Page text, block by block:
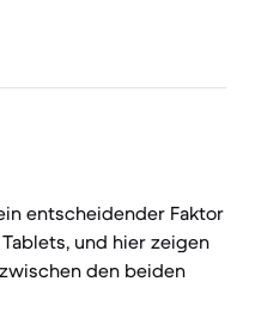
entscheidender Faktor
und hier zeigen
den beiden